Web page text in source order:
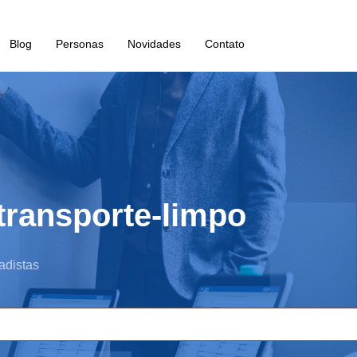
Blog Personas Novidades Contato
limpo